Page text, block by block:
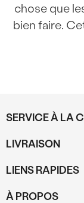
chose que
bien faire.
SERVICE À LA
LIVRAISON
LIENS RAPIDES
À PROPOS